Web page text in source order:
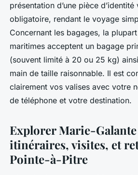
présentation d’une pièce
obligatoire, rendant le voyage
Concernant les bagages, la
maritimes acceptent un bagage
(souvent limité à 20 ou 25 kg)
main de taille raisonnable. Il est
clairement vos valises avec votre
de téléphone et votre destination.
Explorer Marie-
itinéraires, visites, et
Pointe-à-Pitre